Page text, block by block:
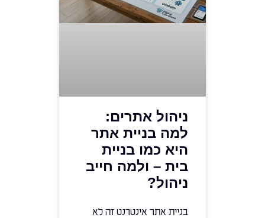
ניהול אתרים:
למה בניית אתר
היא כמו בניית
בית – ולמה חייב
ניהול?
בניית אתר אינטרנט זה לא